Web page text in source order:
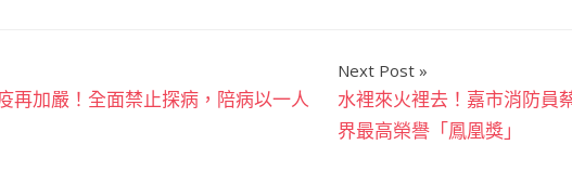
再加嚴！全面禁止探病，陪病以一人
Next Post
水裡來火裡去！嘉市消防員
界最高榮譽「鳳凰獎」